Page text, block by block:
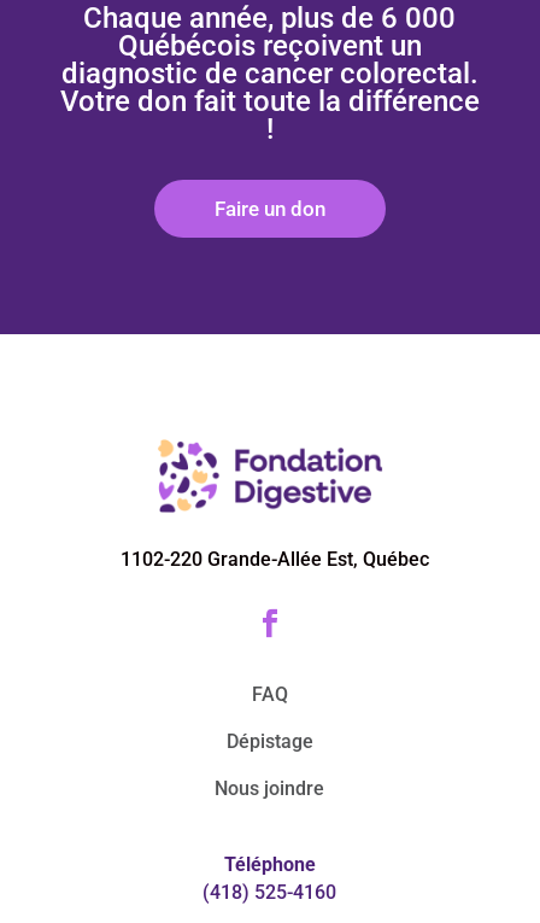
Chaque année, plus de 6 000
Québécois reçoivent un
diagnostic de cancer colorectal.
Votre don fait toute la différence
!
Faire un don
1102-220 Grande-Allée Est, Québec

FAQ
Dépistage
Nous joindre
Téléphone
(418) 525-4160